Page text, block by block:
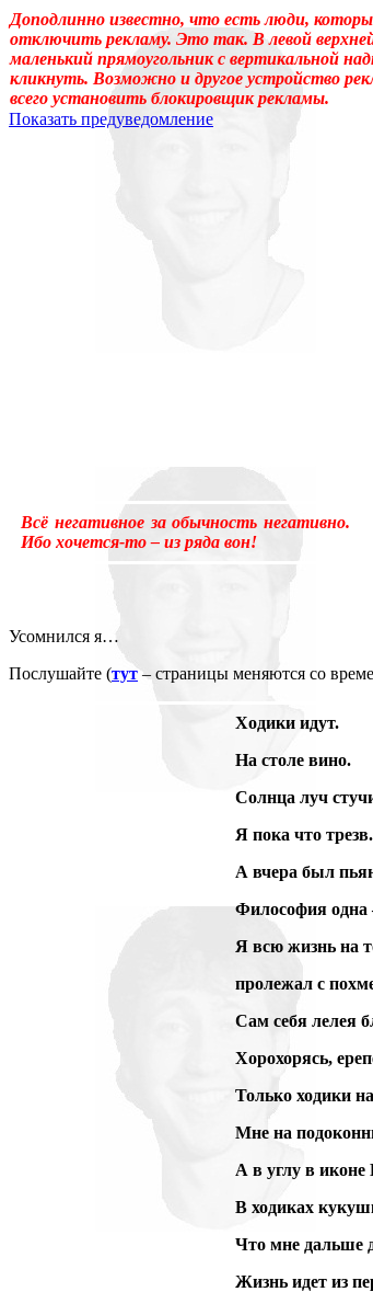
Доподлинно известно, что есть люди,
отключить рекламу. Это так. В левой
маленький прямоугольник с вертикальной
кликнуть. Возможно и другое устройство
всего установить блокировщик рекламы.
Показать предуведомление
Уважаемые! Умоляю: не садитесь читать, если
Может, перечитать надо, или медленно
«подсознательный» в отношении идеала
одна накладка обнаружилась: неточное
у животных, и у растений, и у бактерий.
подсознательному. Да и подсознательное
прикладном искусстве (которое о, в общем-
Всё негативное за обычность негативно.
Ибо хочется-то – из ряда вон!
Усомнился я…
Послушайте (тут – страницы меняются со
Ходики идут.
На столе вино.
Солнца луч
Я пока что трезв.
А вчера был
Философия одна
Я всю жизнь на
пролежал с
Сам себя лелея
Хорохорясь,
Только ходики
Мне на
А в углу в
В ходиках
Что мне дальше
Жизнь идет из